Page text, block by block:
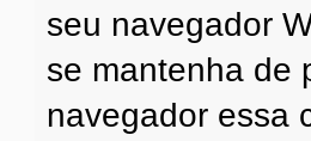
seu navegador
se mantenha de
navegador essa